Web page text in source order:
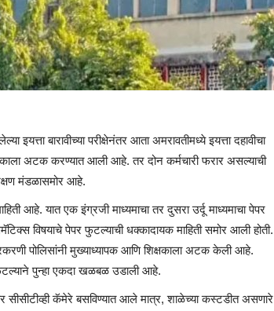
बारावीच्या परीक्षेनंतर आता अमरावतीमध्ये इयत्ता दहावीचा
अटक करण्यात आली आहे. तर दोन कर्मचारी फरार असल्याची
मंडळासमोर आहे.
आहे. यात एक इंग्रजी माध्यमाचा तर दुसरा उर्दू माध्यमाचा पेपर
विषयाचे पेपर फुटल्याची धक्कादायक माहिती समोर आली होती.
पोलिसांनी मुख्याध्यापक आणि शिक्षकाला अटक केली आहे.
पुन्हा एकदा खळबळ उडाली आहे.
सीसीटीव्ही कॅमेरे बसविण्यात आले मात्र, शाळेच्या कस्टडीत असणारे